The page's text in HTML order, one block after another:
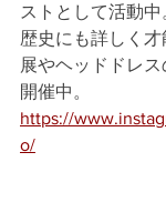
ストとして活動
歴史にも詳しく
展やヘッドドレ
開催中。
https://
o/